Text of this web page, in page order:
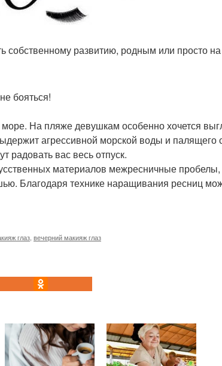
собственному развитию, родным или просто
бояться!
На пляже девушкам особенно хочется
агрессивной морской воды и палящего
радовать вас весь отпуск.
материалов межресничные
Благодаря технике наращивания ресниц
глаз вечерний макияж глаз